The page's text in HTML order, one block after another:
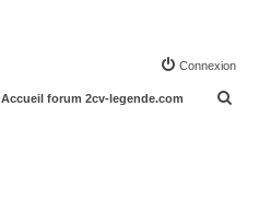
Connexion
Accueil forum 2cv-legende.com